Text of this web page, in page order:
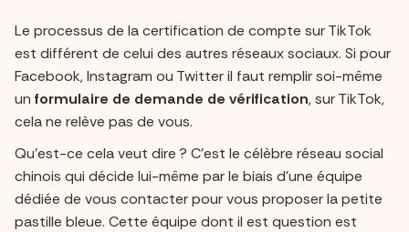
Le processus de la certification de compte sur TikTok
est différent de celui des autres réseaux sociaux. Si pour
Facebook, Instagram ou Twitter il faut remplir soi-même
un formulaire de demande de vérification, sur TikTok,
cela ne relève pas de vous.
Qu’est-ce cela veut dire ? C’est le célèbre réseau social
chinois qui décide lui-même par le biais d’une équipe
dédiée de vous contacter pour vous proposer la petite
pastille bleue. Cette équipe dont il est question est